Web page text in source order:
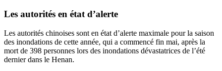
Les autorités en état d’alerte
Les autorités chinoises sont en état d’alerte maximale pour la saison
des inondations de cette année, qui a commencé fin mai, après la
mort de 398 personnes lors des inondations dévastatrices de l’été
dernier dans le Henan.